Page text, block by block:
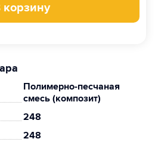
корзину
Полимерно-песчаная
смесь (композит)
248
248